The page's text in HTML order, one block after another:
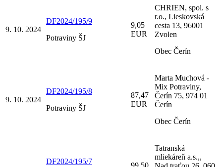
9. 10. 2024
DF2024/195/9
Potraviny ŠJ
9,05
EUR
CHRIEN, spol. s
r.o., Lieskovská
cesta 13, 96001
Zvolen
Obec Čerín
9. 10. 2024
DF2024/195/8
Potraviny ŠJ
87,47
EUR
Marta Muchová -
Mix Potraviny,
Čerín 75, 974 01
Čerín
Obec Čerín
DF2024/195/7
99,50
Tatranská
mliekáreň a.s.,,